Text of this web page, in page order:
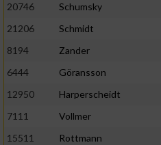
20746
Schumsky
21206
Schmidt
8194
Zander
6444
Göransson
12950
Harperscheidt
7111
Vollmer
15511
Rottmann
Informationen identifizieren